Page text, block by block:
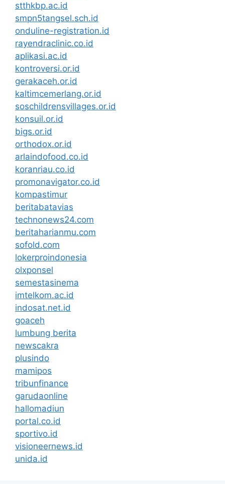
stthkbp.ac.id
smpn5tangsel.sch.id
onduline-registration.id
rayendraclinic.co.id
aplikasi.ac.id
kontroversi.or.id
gerakaceh.or.id
kaltimcemerlang.or.id
soschildrensvillages.or.id
konsuil.or.id
bigs.or.id
orthodox.or.id
arlaindofood.co.id
koranriau.co.id
promonavigator.co.id
kompastimur
beritabatavias
technonews24.com
beritaharianmu.com
sofold.com
lokerproindonesia
olxponsel
semestasinema
imtelkom.ac.id
indosat.net.id
goaceh
lumbung berita
newscakra
plusindo
mamipos
tribunfinance
garudaonline
hallomadiun
portal.co.id
sportivo.id
visioneernews.id
unida.id